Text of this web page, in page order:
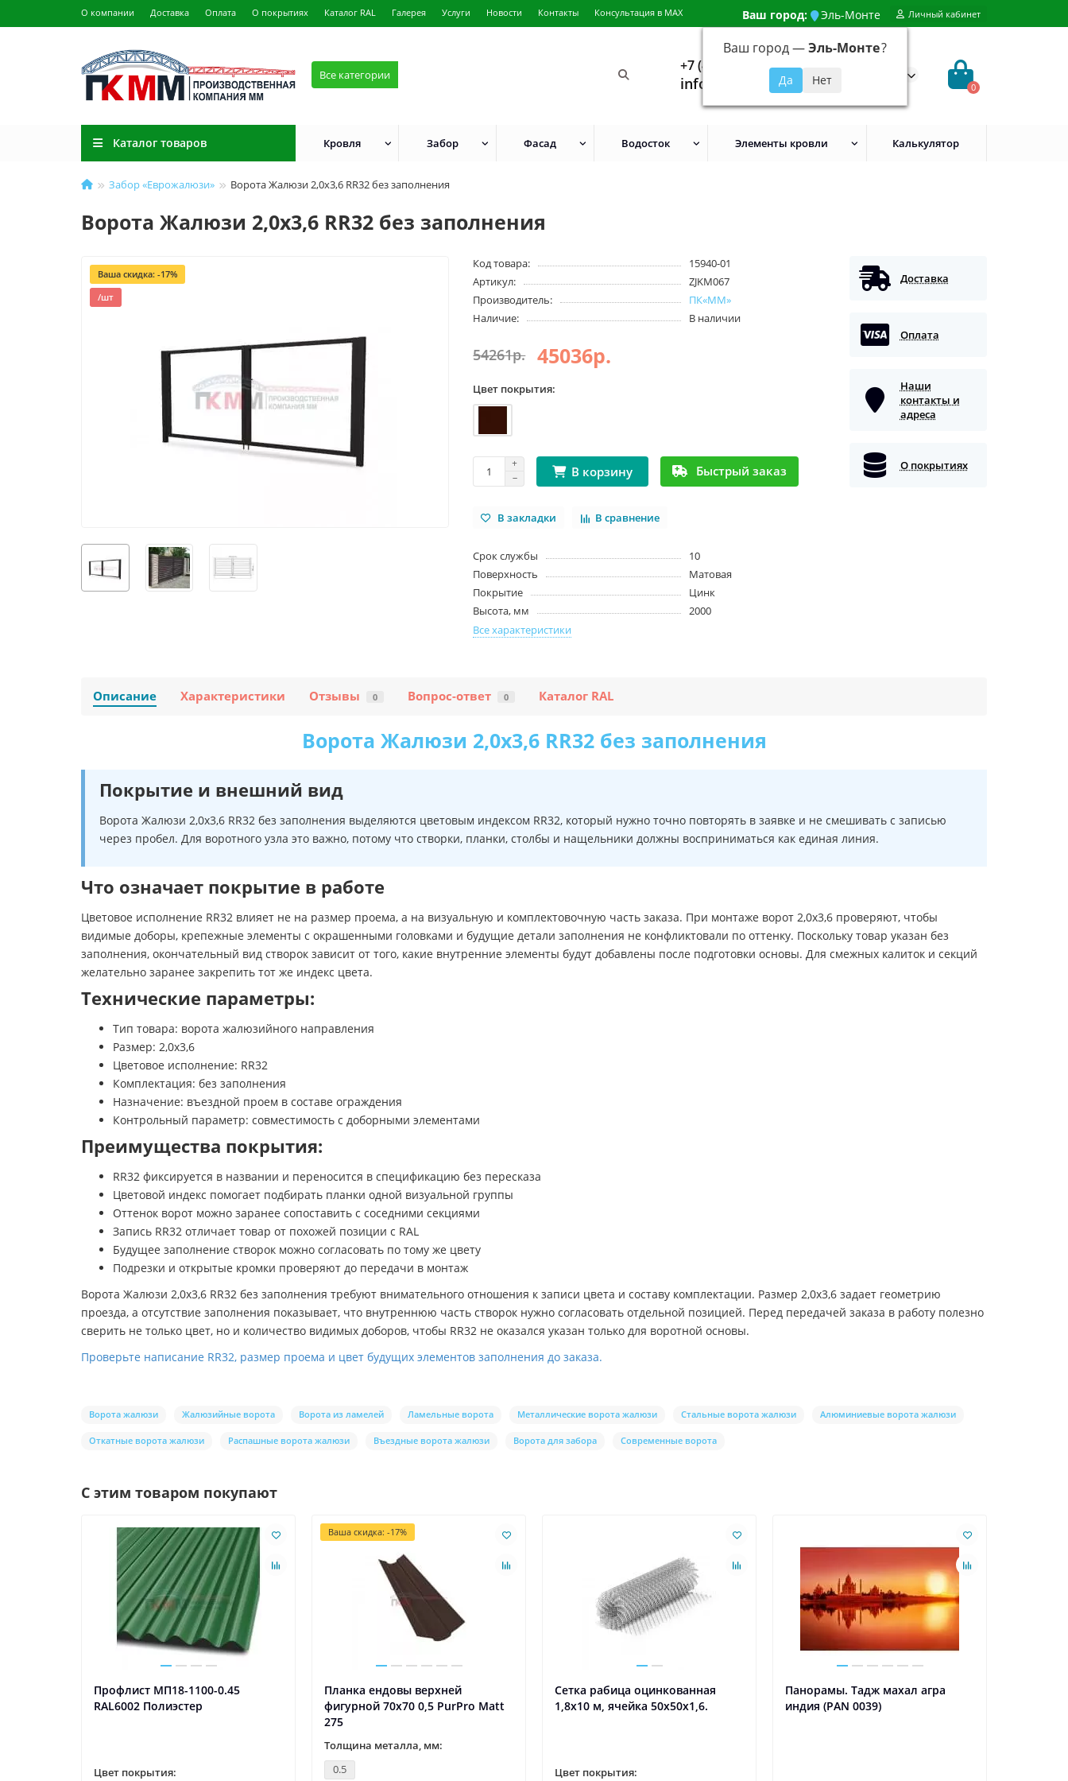
О компании Доставка Оплата О покрытиях Каталог RAL Галерея Услуги Новости Контакты Консультация в MAX Ваш город: Эль-Монте
Ваш город —Эль-Монте?
Личный кабинет
Все категории
+7 (499) 648-92-94
info@evroshtaketnikmoskva.ru 0
Каталог товаров Кровля Забор Фасад Водосток Элементы кровли Калькулятор
Забор «Еврожалюзи» Ворота Жалюзи 2,0х3,6 RR32 без заполнения
Ворота Жалюзи 2,0х3,6 RR32 без заполнения
Ваша скидка: -17%
/шт
Код товара:
15940-01
Артикул:
ZJKM067
Производитель:
ПК«ММ»
Наличие:
В наличии
54261р. 45036р.
Цвет покрытия:
В корзину Быстрый заказ
В закладки В сравнение
Срок службы
10
Поверхность
Матовая
Покрытие
Цинк
Высота, мм
2000
Все характеристики
Доставка
Оплата
Наши
контакты и
адреса
О покрытиях
Описание Характеристики Отзывы 0 Вопрос-ответ 0 Каталог RAL
Ворота Жалюзи 2,0х3,6 RR32 без заполнения
Покрытие и внешний вид
Ворота Жалюзи 2,0х3,6 RR32 без заполнения выделяются цветовым индексом RR32, который нужно точно повторять в заявке и не смешивать с записью
через пробел. Для воротного узла это важно, потому что створки, планки, столбы и нащельники должны восприниматься как единая линия.
Что означает покрытие в работе
Цветовое исполнение RR32 влияет не на размер проема, а на визуальную и комплектовочную часть заказа. При монтаже ворот 2,0х3,6 проверяют, чтобы
видимые доборы, крепежные элементы с окрашенными головками и будущие детали заполнения не конфликтовали по оттенку. Поскольку товар указан без
заполнения, окончательный вид створок зависит от того, какие внутренние элементы будут добавлены после подготовки основы. Для смежных калиток и секций
желательно заранее закрепить тот же индекс цвета.
Технические параметры:
Тип товара: ворота жалюзийного направления
Размер: 2,0х3,6
Цветовое исполнение: RR32
Комплектация: без заполнения
Назначение: въездной проем в составе ограждения
Контрольный параметр: совместимость с доборными элементами
Преимущества покрытия:
RR32 фиксируется в названии и переносится в спецификацию без пересказа
Цветовой индекс помогает подбирать планки одной визуальной группы
Оттенок ворот можно заранее сопоставить с соседними секциями
Запись RR32 отличает товар от похожей позиции с RAL
Будущее заполнение створок можно согласовать по тому же цвету
Подрезки и открытые кромки проверяют до передачи в монтаж
Ворота Жалюзи 2,0х3,6 RR32 без заполнения требуют внимательного отношения к записи цвета и составу комплектации. Размер 2,0х3,6 задает геометрию
проезда, а отсутствие заполнения показывает, что внутреннюю часть створок нужно согласовать отдельной позицией. Перед передачей заказа в работу полезно
сверить не только цвет, но и количество видимых доборов, чтобы RR32 не оказался указан только для воротной основы.
Проверьте написание RR32, размер проема и цвет будущих элементов заполнения до заказа.
Ворота жалюзи Жалюзийные ворота Ворота из ламелей Ламельные ворота Металлические ворота жалюзи Стальные ворота жалюзи Алюминиевые ворота жалюзи
Откатные ворота жалюзи Распашные ворота жалюзи Въездные ворота жалюзи Ворота для забора Современные ворота
С этим товаром покупают
Профлист МП18-1100-0.45
RAL6002 Полиэстер
Цвет покрытия:
Ваша скидка: -17%
Планка ендовы верхней
фигурной 70x70 0,5 PurPro Matt
275
Толщина металла, мм:
0.5
Сетка рабица оцинкованная
1,8x10 м, ячейка 50x50x1,6.
Цвет покрытия:
Панорамы. Тадж махал агра
индия (PAN 0039)